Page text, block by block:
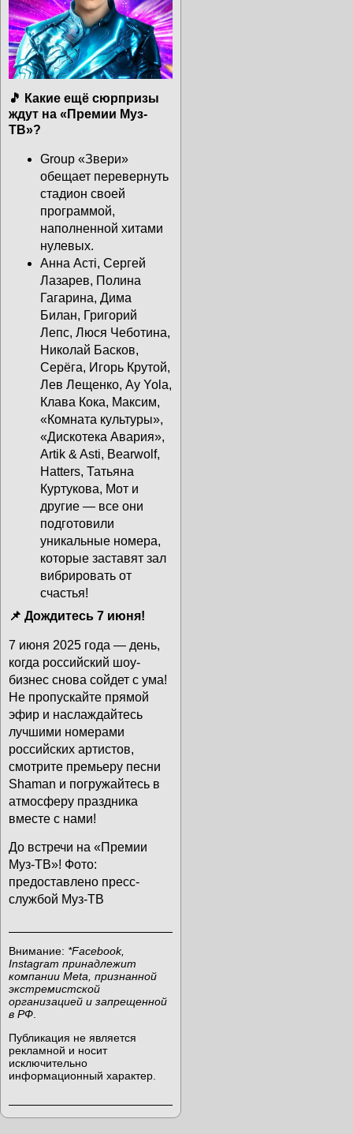
🎵 Какие ещё сюрпризы
ждут на «Премии Муз-
ТВ»?
Group «Звери»
обещает перевернуть
стадион своей
программой,
наполненной хитами
нулевых.
Анна Астi, Сергей
Лазарев, Полина
Гагарина, Дима
Билан, Григорий
Лепс, Люся Чеботина,
Николай Басков,
Серёга, Игорь Крутой,
Лев Лещенко, Ay Yola,
Клава Кока, Максим,
«Комната культуры»,
«Дискотека Авария»,
Artik & Asti, Bearwolf,
Hatters, Татьяна
Куртукова, Мот и
другие — все они
подготовили
уникальные номера,
которые заставят зал
вибрировать от
счастья!
📌 Дождитесь 7 июня!
7 июня 2025 года — день,
когда российский шоу-
бизнес снова сойдет с ума!
Не пропускайте прямой
эфир и наслаждайтесь
лучшими номерами
российских артистов,
смотрите премьеру песни
Shaman и погружайтесь в
атмосферу праздника
вместе с нами!
До встречи на «Премии
Муз-ТВ»! Фото:
предоставлено пресс-
службой Муз-ТВ
Внимание: *Facebook,
Instagram принадлежит
компании Meta, признанной
экстремистской
организацией и запрещенной
в РФ
Публикация не является
рекламной и носит
исключительно
информационный характер.